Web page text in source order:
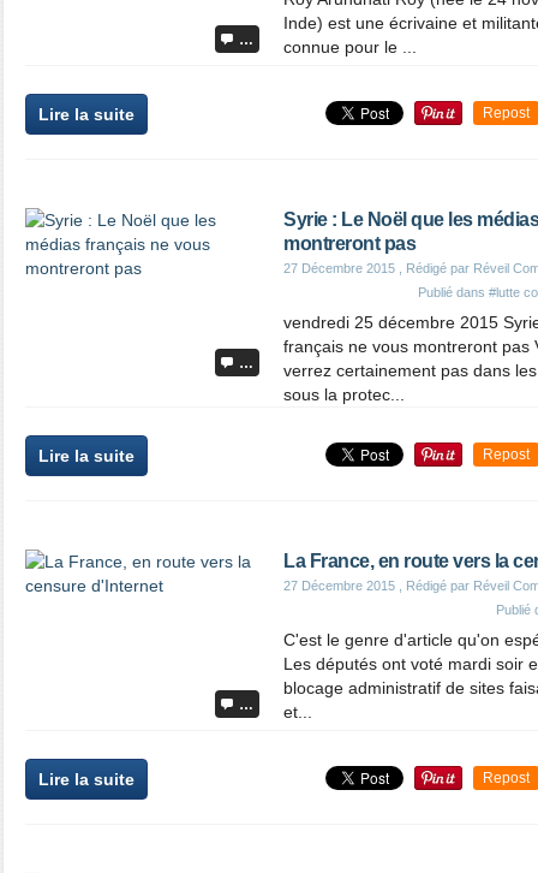
…
Inde) est une écrivaine et
connue pour le ...
Lire la suite Repost
…
Syrie : Le Noël que les
montreront pas
27 Décembre 2015 , Rédigé par Réveil
Publié dans #lutte
vendredi 25 décembre 2015
français ne vous montreront pas
verrez certainement pas dans
sous la protec...
Lire la suite Repost
…
La France, en route vers la
27 Décembre 2015 , Rédigé par Réveil
Publié
C'est le genre d'article qu'on
Les députés ont voté mardi soir
blocage administratif de sites
et...
Lire la suite Repost